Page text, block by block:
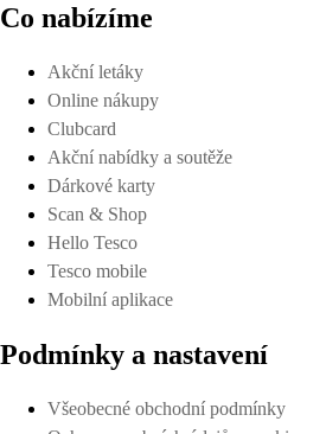
Co nabízíme
Akční letáky
Online nákupy
Clubcard
Akční nabídky a soutěže
Dárkové karty
Scan & Shop
Hello Tesco
Tesco mobile
Mobilní aplikace
Podmínky a nastavení
Všeobecné obchodní podmínky